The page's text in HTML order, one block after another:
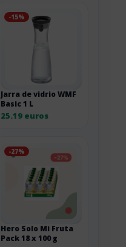
-15%
Jarra de vidrio WMF
Basic 1 L
25.19 euros
-27%
Hero Solo Mi Fruta
Pack 18 x 100 g